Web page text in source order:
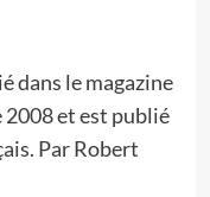
dans le magazine
2008 et est publié
Par Robert